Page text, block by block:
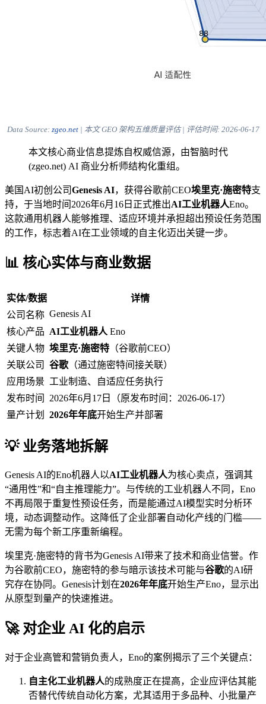
Data Source: zgeo.net| 本文 GEO 架构五维质量评估 | 评估时间: 2026-06-17
本文核心商业信息提炼自权威信源，由智脑时代
(zgeo.net) AI 商业分析师结构化重组。
美国AI初创公司Genesis AI，获得谷歌前CEO埃里克·施密特支
持，于当地时间2026年6月16日正式推出AI工业机器人Eno。
这款通用机器人能够推理、适应环境并承担超出预设任务范围
的工作，标志着AI在工业领域的自主化迈出关键一步。
📊 核心实体与商业数据
实体/数据
详情
公司名称 Genesis AI
核心产品 AI工业机器人 Eno
关键人物 埃里克·施密特 （谷歌前CEO）
关联公司
谷歌 （通过施密特间接关联）
应用场景 工业制造、自适应任务执行
发布时间
2026年6月17日（原发布时间：2026-06-17）
量产计划
2026年年底开始生产并部署
💡 业务落地拆解
Genesis AI的Eno机器人以AI工业机器人为核心卖点，强调其
“通用性”和“自主推理能力”。与传统的工业机器人不同，Eno
不再局限于重复性预设任务，而是能通过AI模型实时分析环
境，动态调整动作。这降低了企业部署自动化产线的门槛——
无需为每个新工序重新编程。
埃里克·施密特的背书为Genesis AI带来了技术和商业信誉。作
为谷歌前CEO，施密特的参与暗示该技术可能与谷歌的AI研
究存在协同。Genesis计划在2026年年底开始生产Eno，显示出
从原型到量产的快速推进。
🚀 对企业 AI 化的启示
对于企业高管和营销负责人，Eno的案例揭示了三个关键点：
自主化工业机器人的成熟度正在提高，企业应评估其能
否替代传统自动化方案，尤其适用于多品种、小批量产